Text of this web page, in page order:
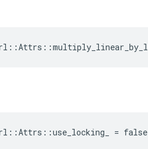
= false